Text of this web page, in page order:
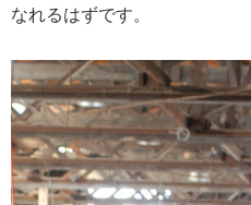
なれるはずです。